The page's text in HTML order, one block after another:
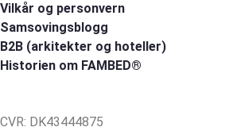
Vilkår og personvern
Samsovingsblogg
B2B (arkitekter og hoteller)
Historien om FAMBED®
CVR: DK43444875